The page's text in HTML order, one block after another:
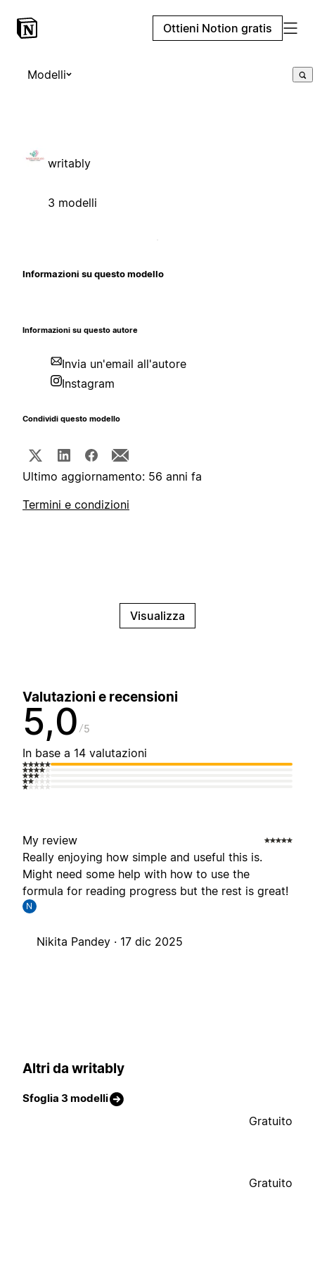
Ottieni Notion gratis
Modelli
writably
3 modelli
Informazioni su questo modello
Informazioni su questo autore
Invia un'email all'autore
Instagram
Condividi questo modello
Ultimo aggiornamento: 56 anni fa
Termini e condizioni
Visualizza
Valutazioni e recensioni
5,0 5
In base a 14 valutazioni
My review
Really enjoying how simple and useful this is.
Might need some help with how to use the
formula for reading progress but the rest is great!
N
Nikita Pandey · 17 dic 2025
Altri da writably
Sfoglia 3 modelli
Gratuito
Gratuito